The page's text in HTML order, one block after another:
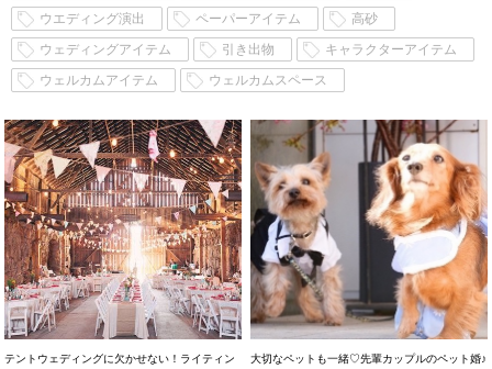
ウエディング演出
ペーパーアイテム
高砂
ウェディングアイテム
引き出物
キャラクターアイテム
ウェルカムアイテム
ウェルカムスペース
テントウェディングに欠かせない！ライティン
大切なペットも一緒♡先輩カップルのペット婚♪